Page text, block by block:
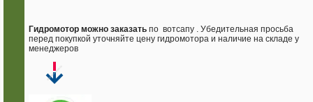
Гидромотор можно заказать по вотсапу . Убедительная просьба
перед покупкой уточняйте цену гидромотора и наличие на складе у
менеджеров